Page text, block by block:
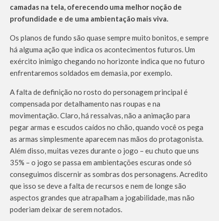
camadas na tela, oferecendo uma melhor noção de
profundidade e de uma ambientação mais viva.
Os planos de fundo são quase sempre muito bonitos, e sempre
há alguma ação que indica os acontecimentos futuros. Um
exército inimigo chegando no horizonte indica que no futuro
enfrentaremos soldados em demasia, por exemplo.
A falta de definição no rosto do personagem principal é
compensada por detalhamento nas roupas e na
movimentação. Claro, há ressalvas, não a animação para
pegar armas e escudos caídos no chão, quando você os pega
as armas simplesmente aparecem nas mãos do protagonista.
Além disso, muitas vezes durante o jogo – eu chuto que uns
35% – o jogo se passa em ambientações escuras onde só
conseguimos discernir as sombras dos personagens. Acredito
que isso se deve a falta de recursos e nem de longe são
aspectos grandes que atrapalham a jogabilidade, mas não
poderiam deixar de serem notados.